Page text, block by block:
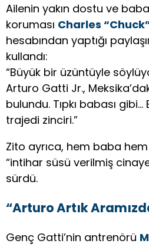
Ailenin yakın dostu ve
koruması Charles
hesabından yaptığı
kullandı:
“Büyük bir üzüntüyle
Arturo Gatti Jr.,
bulundu. Tıpkı babası
trajedi zinciri.”
Zito ayrıca, hem baba
“intihar süsü verilmiş
sürdü.
“Arturo Artık
Genç Gatti’nin antrenörü